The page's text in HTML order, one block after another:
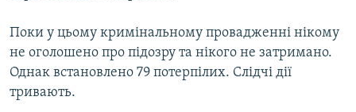
Поки у цьому кримінальному провадженні нікому
не оголошено про підозру та нікого не затримано.
Однак встановлено 79 потерпілих. Слідчі дії
тривають.